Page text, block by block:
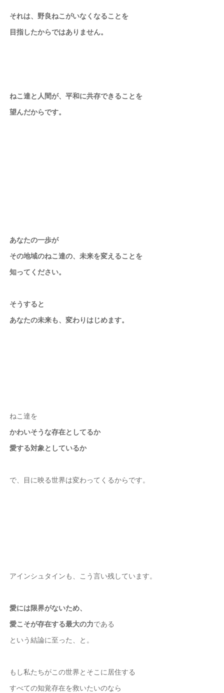
それは、野良ねこがいなくなることを
目指したからではありません。
ねこ達と人間が、平和に共存できることを
望んだからです。
あなたの一歩が
その地域のねこ達の、未来を変えることを
知ってください。
そうすると
あなたの未来も、変わりはじめます。
ねこ達を
かわいそうな存在としてるか
愛する対象としているか
で、目に映る世界は変わってくるからです。
アインシュタインも、こう言い残しています。
愛には限界がないため、
愛こそが存在する最大の力である
という結論に至った、と。
もし私たちがこの世界とそこに居住する
すべての知覚存在を救いたいのなら